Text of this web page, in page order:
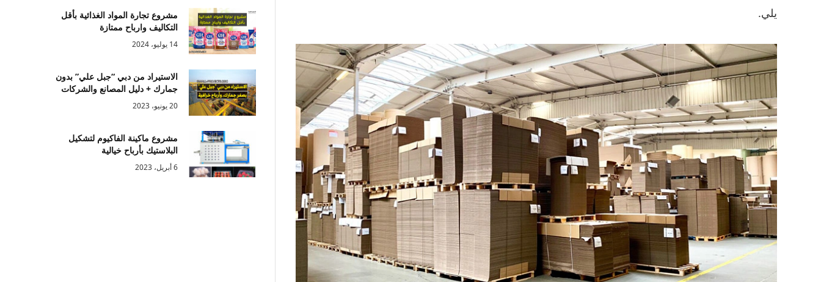
يلي.
مشروع تجارة المواد الغذائية بأقل
التكاليف وارباح ممتازة
14 يوليو، 2024
الاستيراد من دبي “جبل علي” بدون
جمارك + دليل المصانع والشركات
20 يونيو، 2023
مشروع ماكينة الفاكيوم لتشكيل
البلاستيك بأرباح خيالية
6 أبريل، 2023